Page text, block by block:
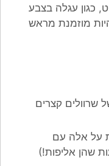
כגון עגלה בצבע
מוזמנת מראש
שרוולים קצרים
על אלה עם
שהן אליפות!)